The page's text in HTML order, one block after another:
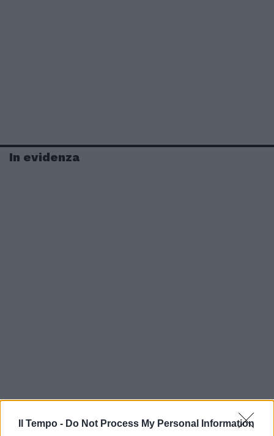
Il Tempo - Do Not Process My Personal Information
In evidenza